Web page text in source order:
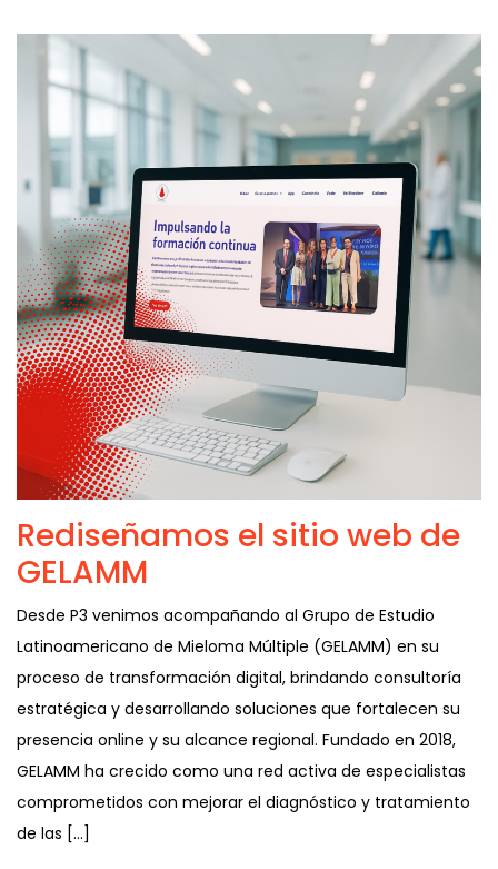
Rediseñamos el sitio web de
GELAMM
Desde P3 venimos acompañando al Grupo de Estudio
Latinoamericano de Mieloma Múltiple (GELAMM) en su
proceso de transformación digital, brindando consultoría
estratégica y desarrollando soluciones que fortalecen su
presencia online y su alcance regional. Fundado en 2018,
GELAMM ha crecido como una red activa de especialistas
comprometidos con mejorar el diagnóstico y tratamiento
de las […]